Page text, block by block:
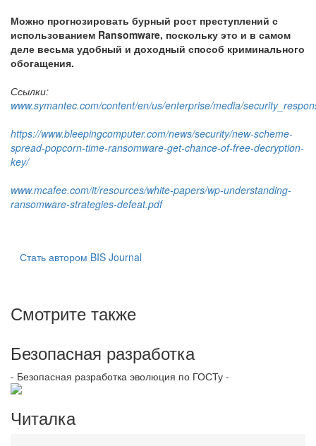
Можно прогнозировать бурный рост преступлений с
использованием Ransomware, поскольку это и в самом
деле весьма удобный и доходный способ криминального
обогащения.
Ссылки:
www.symantec.com/content/en/us/enterprise/media/
https://www.bleepingcomputer.com/news/security/new-scheme-
spread-popcorn-time-ransomware-get-chance-of-free-decryption-
key/
www.mcafee.com/it/resources/white-papers/wp-understanding-
ransomware-strategies-defeat.pdf
Стать автором BIS Journal
Смотрите также
Безопасная разработка
- Безопасная разработка эволюция по ГОСТу -
Читалка